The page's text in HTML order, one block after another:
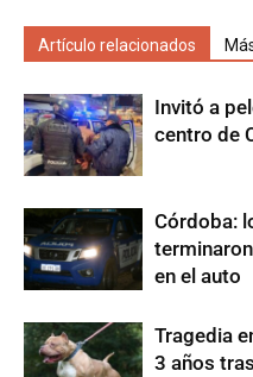
Artículo relacionados
Invitó a
centro de
Córdoba:
en el auto
Tragedia
3 años